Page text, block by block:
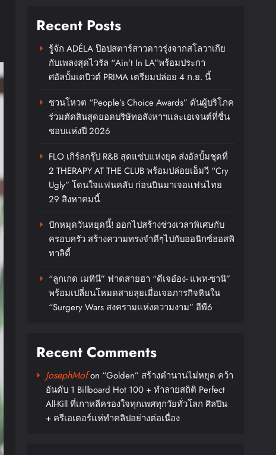
Recent Posts
รู้จัก ADÉLA ป๊อปสตาร์สาวดาวรุ่งจากสโลวาเกีย
กับเพลงสุดไวรัล “Ain’t In LA”พร้อมประกา
ศอัลบั้มเดบิวต์ PRIMA เตรียมปล่อย 4 ก.ย. นี้
ชวนโหวต “People’s Choice Awards” ดันผู้บริโภค
ร่วมตัดสินสุดยอดบริษัทอสังหาฯและเอเจนต์ที่ชื่น
ชอบแห่งปี 2026
FLO เกิร์ลกรุ๊ป R&B สุดแซ่บแห่งยุค ส่งอัลบั้มชุดที่
2 THERAPY AT THE CLUB พร้อมปล่อยเอ็มวี “Cry
Ugly” โดนใจแฟนคลับ ก่อนบินมาเจอแฟนไทย
29 สิงหาคมนี้
ปักหมุดวันหยุดนี้! ออกไปสร้างช่วงเวลาพิเศษกับ
ครอบครัว สร้างความทรงจำดีๆไปกับออนิกซ์ฮอสพิ
ทาลิตี้
“ลูกเกด เมทินี” ฟาดสายฮา “ดีเจอ๋อง- แพท-ซานิ”
พร้อมเปลี่ยนโหมดสายลุยเมื่อเจอภารกิจหินใน
“Surgery Wars สงครามแห่งความงาม” อีพี6
Recent Comments
JosephMofon “Golden” สร้างตำนานไม่หยุด คว้า
อันดับ 1 Billboard Hot 100 + ทำลายสถิติ Perfect
All-Kill ที่เกาหลีครองใจทุกเพศทุกวัยทั่วโลก ศิลปิน
+ ครีเอเตอร์แห่ทำคลิปอย่างต่อเนื่อง